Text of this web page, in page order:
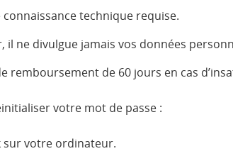
technique requise.
il ne divulgue jamais vos données
remboursement de 60 jours en cas
votre mot de passe :
sur votre ordinateur.